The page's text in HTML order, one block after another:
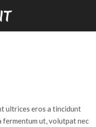
ultrices eros a tincidunt
ut, volutpat nec